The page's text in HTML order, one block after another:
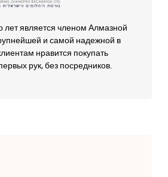
лет является членом Алмазной
и самой надежной в
нравится покупать
рук, без посредников.